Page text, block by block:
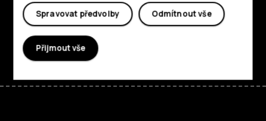
Podpora
FacebookInstagram
Tiktok
Odmítnout vše
Spravovat předvolby
Přijmout vše